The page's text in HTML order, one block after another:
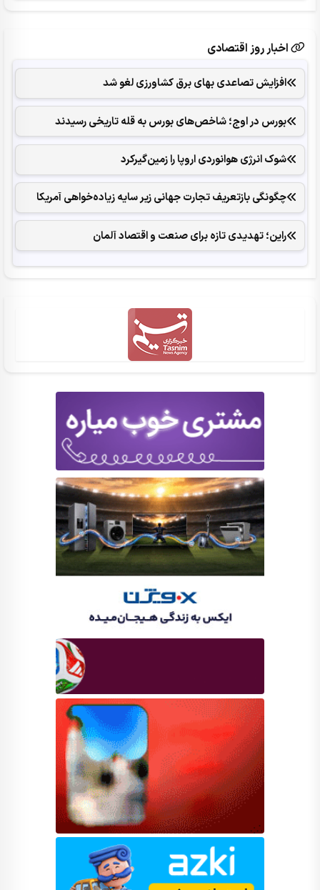
اخبار روز اقتصادی
افزایش تصاعدی بهای برق کشاورزی لغو شد
بورس در اوج؛ شاخص‌های بورس به قله تاریخی رسیدند
شوک انرژی هوانوردی اروپا را زمین‌گیر‌کرد
چگونگی بازتعریف تجارت جهانی زیر سایه زیاده‌خواهی آمریکا
راین؛ تهدیدی تازه برای صنعت و اقتصاد آلمان
سپاه: رسانه‌های انقلابی در برابر دروغ‌پراکنی دشمن ایستادگی
حقیقت است
مقام انصارالله: شورای امنیت اعتبار خود را از دست داده است
وقوع زلزله با بزرگای 4.6 در گلباف کرمان
ماراتن انتخابات دبیرکلی سازمان ملل؛ لیست نامزدها همچنان
باز است